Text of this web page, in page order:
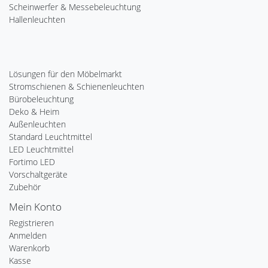
Scheinwerfer & Messebeleuchtung
Hallenleuchten
Lösungen für den Möbelmarkt
Stromschienen & Schienenleuchten
Bürobeleuchtung
Deko & Heim
Außenleuchten
Standard Leuchtmittel
LED Leuchtmittel
Fortimo LED
Vorschaltgeräte
Zubehör
Mein Konto
Registrieren
Anmelden
Warenkorb
Kasse